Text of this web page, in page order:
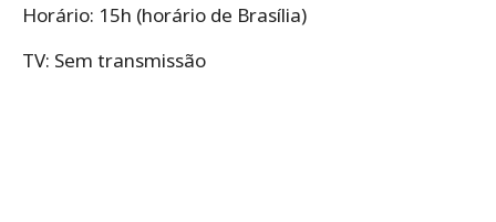
Horário: 15h (horário de Brasília)
TV: Sem transmissão